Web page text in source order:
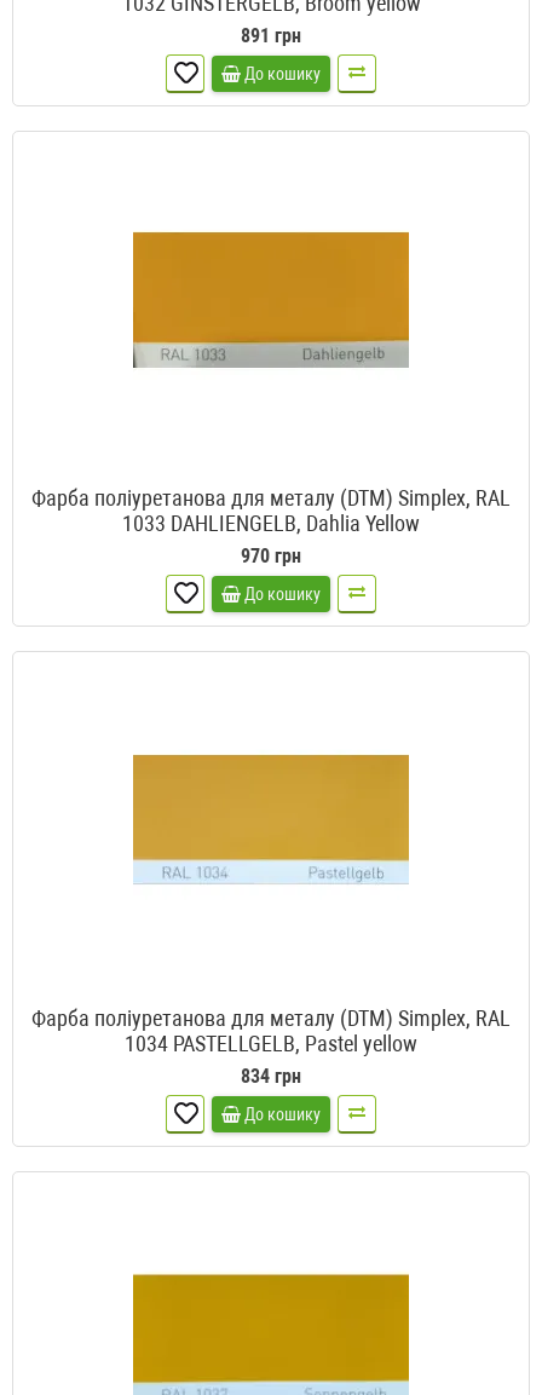
891 грн
До кошику
Фарба поліуретанова для металу (DTM) Simplex, RAL
1033 DAHLIENGELB, Dahlia Yellow
970 грн
До кошику
Фарба поліуретанова для металу (DTM) Simplex, RAL
1034 PASTELLGELB, Pastel yellow
834 грн
До кошику